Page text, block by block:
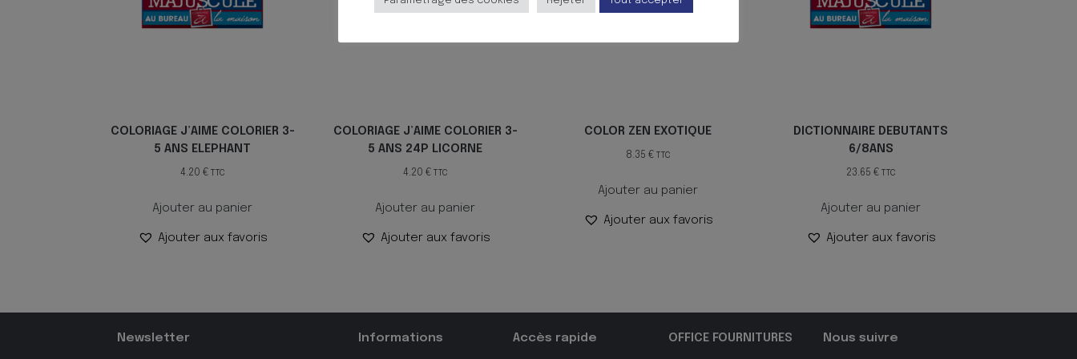
COLORIAGE J’AIME COLORIER 3-
5 ANS ELEPHANT
4.20 € TTC
Ajouter au panier
Ajouter aux favoris
COLORIAGE J’AIME COLORIER 3-
5 ANS 24P LICORNE
4.20 € TTC
Ajouter au panier
Ajouter aux favoris
COLOR ZEN EXOTIQUE
8.35 € TTC
Ajouter au panier
Ajouter aux favoris
DICTIONNAIRE DEBUTANTS
6/8ANS
23.65 € TTC
Ajouter au panier
Ajouter aux favoris
Newsletter Informations Accès rapide OFFICE FOURNITURES Nous suivre